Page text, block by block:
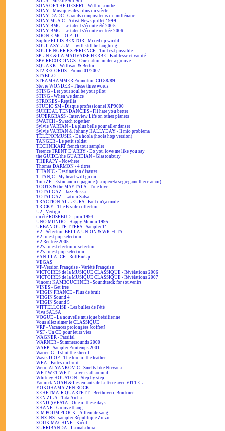
SONS OF THE DESERT - Within a mile
SONY - Musiques des films du siècle
SONY DADC - Grands compositeurs du millénaire
SONY MUSIC - Artist News juillet 1999
SONY-BMG - Le talent s'écoute été 2005
SONY-BMG - Le talent s'écoute rentrée 2006
SOON E MC - O.P.I.D.
Sophie ELLIS-BEXTOR - Mixed up world
SOUL ASYLUM - I will still be laughing
SOULFINGER EXPERIENCE - Tout est possible
SPLINE & LA MAUVAISE HERBE - Faiblesse et vanité
SPV RECORDINGS - One nation under a groove
SQUAKK - Willisau & Berlin
ST2 RECORDS - Promo 01/2007
STABILO
STEAMHAMMER Promotion CD 88/89
Stevie WONDER - These three words
STING - Let your soul be your pilot
STING - When we dance
STROKES - Reptilia
STUDIO SM - Disque professionnel XP9000
SUICIDAL TENDANCIES - I'll hate you better
SUPERGRASS - Interview Life on other planets
SWATCH - Swatch together
Sylvie VARTAN - La plus belle pour aller danser
Sylvie VARTAN & Johnny HALLYDAY - Il mio problema
TÉLÉPOPMUSIK - Da hoola (hoola hop version)
TANGER - Le petit soldat
TECHNIKART french tour sampler
Terence TRENT D'ARBY - Do you love me like you say
the GUIDE/the GUARDIAN - Glastonbury
THERAPY - Nowhere
Thomas DARMON - 4 titres
TITANIC - Destination disaster
TITANIC - My heart will go on
Tom ZÉ - Estudando o pagode (na opereta segregamulher e amor)
TOOTS & the MAYTALS - True love
TOTALGAZ - Jazz Bossa
TOTALGAZ - Latino Salsa
TRACTION AILLEURS - Faut qu'ça roule
TRICKY - The B-side collection
U2 - Vertigo
un été ROSEBUD - juin 1994
UNO MUNDO - Happy Mundo 1995
URBAN OUTFITTERS - Sampler 11
V2 - Sélection BELLA UNION & WICHITA
V2 finest pop selection
V2 Rentrée 2005
V2's finest electronic selection
V2's finest pop selection
VANILLA ICE - RollEmUp
VEGAS
VF-Version Française - Variété Française
VICTOIRES de la MUSIQUE CLASSIQUE - Révélations 2006
VICTOIRES de la MUSIQUE CLASSIQUE - Révélations 2007
Vincent KAMBOUCHNER - Soundtrack for souvenirs
VINES - Get free
VIRGIN FRANCE - Plus de bruit
VIRGIN Sound 4
VIRGIN Sound 5
VITTELLOISE - Les bulles de l'été
Viva SALSA
VOGUE - La nouvelle musique brésilienne
Vous allez aimer le CLASSIQUE
VRP - Vacances prolongées [coffret]
VSF - Un CD pour leurs vies
WAGNER - Parsifal
WARNER - Summersounds 2000
WARP - Sampler Printemps 2001
Warren G - I shot the sheriff
Wasis DIOP - The lord of the feather
WEA - Faites du bruit
Weird Al YANKOVIC - Smells like Nirvana
WET WET WET - Love is all around
Whitney HOUSTON - Step by step
Yannick NOAH & Les enfants de la Terre avec VITTEL
YOKOHAMA ZEN ROCK
ZEHETMAIR QUARTETT - Beethoven, Bruckner...
ZEN ZILA - Tata Aïcha
ZEND AVESTA - One of these days
ZHANÉ - Groove thang
ZIM POUM PLOCK - A fleur de sang
ZINZINS - sampler République Zinzin
ZOUK MACHINE - Kréol
ZURRIBANDA - La mala hora